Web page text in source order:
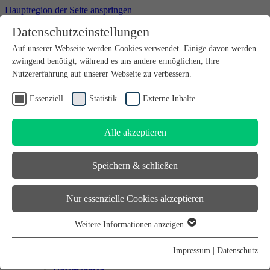
Hauptregion der Seite anspringen
Willkommen bei futureSAX - der Innovationsplattform des
Freistaates Sachsen.
Suchfeld
DE
Sächsisches Start-up-Partner-Netzwerk
Sächsisches Gründerforum
Datenschutzeinstellungen
Auf unserer Webseite werden Cookies verwendet. Einige davon werden
zwingend benötigt, während es uns andere ermöglichen, Ihre
Nutzererfahrung auf unserer Webseite zu verbessern.
Essenziell Statistik Externe Inhalte
Alle akzeptieren
Speichern & schließen
Nur essenzielle Cookies akzeptieren
Essenzielle Cookies werden für grundlegende Funktionen der
Weitere Informationen anzeigen
Impressum Datenschutz